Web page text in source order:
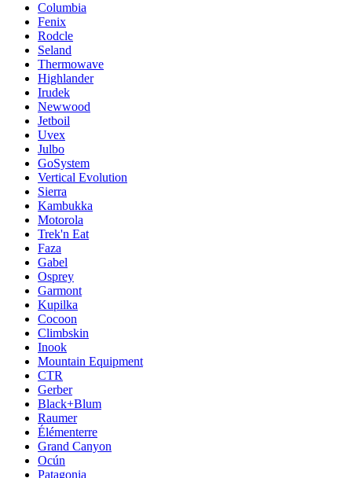
Columbia
Fenix
Rodcle
Seland
Thermowave
Highlander
Irudek
Newwood
Jetboil
Uvex
Julbo
GoSystem
Vertical Evolution
Sierra
Kambukka
Motorola
Trek'n Eat
Faza
Gabel
Osprey
Garmont
Kupilka
Cocoon
Climbskin
Inook
Mountain Equipment
CTR
Gerber
Black+Blum
Raumer
Élémenterre
Grand Canyon
Ocún
Patagonia